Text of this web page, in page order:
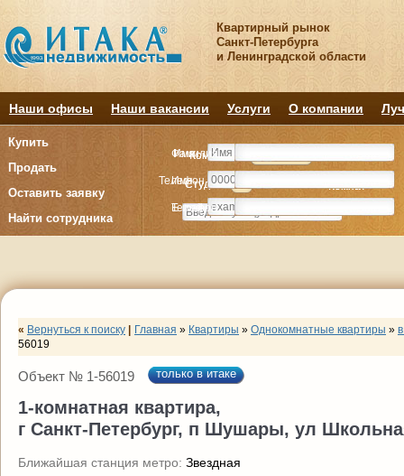
Квартирный рынок
Санкт-Петербурга
и Ленинградской области
Наши офисы Наши вакансии Услуги О компании
Купить
Продать
Оставить заявку
Найти сотрудника
Комнату
Студия Комнат
Комнату
Студия Комнат
Имя
Телефон
E-mail
Фамилия
Имя
Телефон
« Вернуться к поиску Главная » Квартиры » Однокомнатные квартиры »
56019
Объект № 1-56019 только в итаке
1-комнатная квартира,
г Санкт-Петербург, п Шушары, ул
Ближайшая станция метро: Звездная